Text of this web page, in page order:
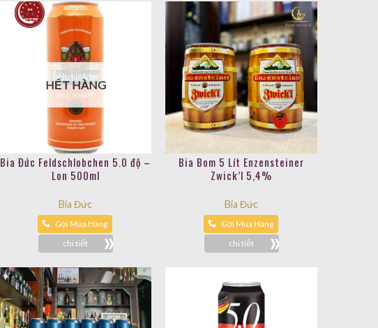
HẾT HÀNG
Bia Đức Feldschlobchen 5.0 độ –
Lon 500ml
Bia Đức
Gọi Mua Hàng
chi tiết
Bia Bom 5 Lít Enzensteiner
Zwick’l 5,4%
Bia Đức
Gọi Mua Hàng
chi tiết